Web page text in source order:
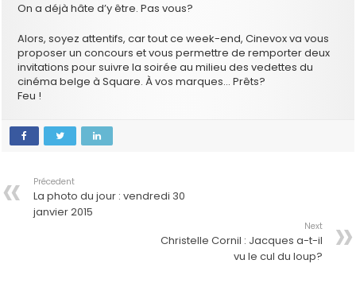
On a déjà hâte d’y être. Pas vous?
Alors, soyez attentifs, car tout ce week-end, Cinevox va vous
proposer un concours et vous permettre de remporter deux
invitations pour suivre la soirée au milieu des vedettes du
cinéma belge à Square. À vos marques… Prêts?
Feu !
Précedent
La photo du jour : vendredi 30
janvier 2015
Next
Christelle Cornil : Jacques a-t-il
vu le cul du loup?